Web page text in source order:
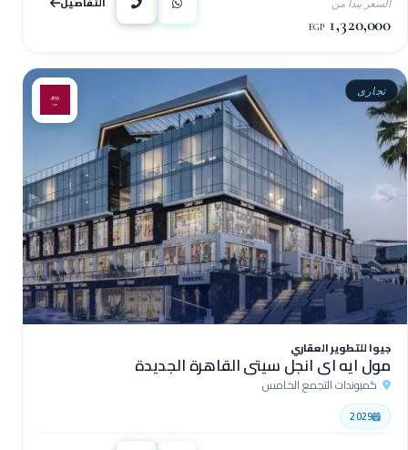
السعر يبدأ من
1,320,000
EGP
تجارى
جيوا للتطوير العقاري
مول ايه اي انجل سيتي القاهرة الجديدة
كمبوندات التجمع الخامس
2029